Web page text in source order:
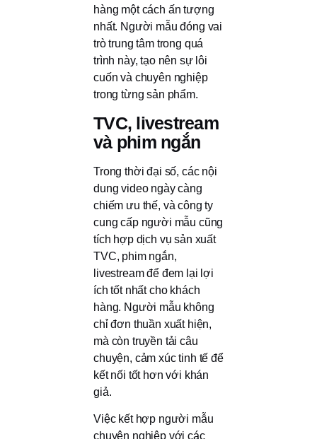
hàng một cách ấn tượng
nhất. Người mẫu đóng vai
trò trung tâm trong quá
trình này, tạo nên sự lôi
cuốn và chuyên nghiệp
trong từng sản phẩm.
TVC, livestream
và phim ngắn
Trong thời đại số, các nội
dung video ngày càng
chiếm ưu thế, và công ty
cung cấp người mẫu cũng
tích hợp dịch vụ sản xuất
TVC, phim ngắn,
livestream để đem lại lợi
ích tốt nhất cho khách
hàng. Người mẫu không
chỉ đơn thuần xuất hiện,
mà còn truyền tải câu
chuyện, cảm xúc tinh tế để
kết nối tốt hơn với khán
giả.
Việc kết hợp người mẫu
chuyên nghiệp với các